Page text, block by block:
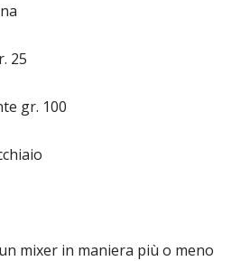
25
gr. 100
mixer in maniera più o meno